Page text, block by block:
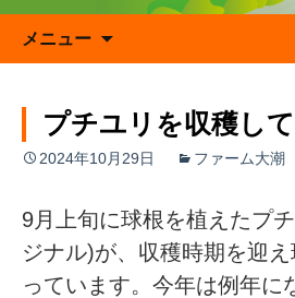
プ
メニュー
プチユリを収穫し
2024年10月29日 ファーム大潮
9月上旬に球根を植えたプ
ジナル)が、収穫時期を迎
っています。今年は例年に